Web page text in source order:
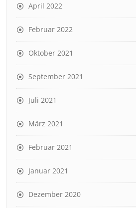
April 2022
Februar 2022
Oktober 2021
September 2021
Juli 2021
März 2021
Februar 2021
Januar 2021
Dezember 2020